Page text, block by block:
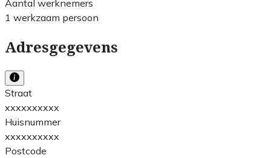
Aantal werknemers
1 werkzaam persoon
Adresgegevens
Straat
xxxxxxxxxx
Huisnummer
xxxxxxxxxx
Postcode